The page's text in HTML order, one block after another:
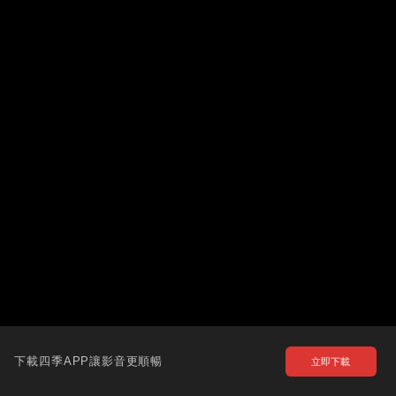
下載四季APP讓影音更順暢 立即下載